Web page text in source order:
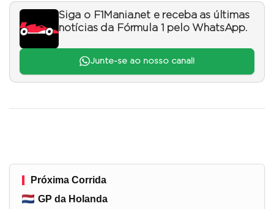
Siga o F1Mania.net e receba as últimas
notícias da Fórmula 1 pelo WhatsApp.
Junte-se ao nosso canal!
Próxima Corrida
GP da Holanda